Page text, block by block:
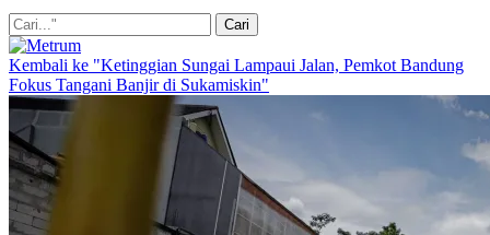
Kembali ke "Ketinggian Sungai Lampaui Jalan, Pemkot Bandung
Fokus Tangani Banjir di Sukamiskin"